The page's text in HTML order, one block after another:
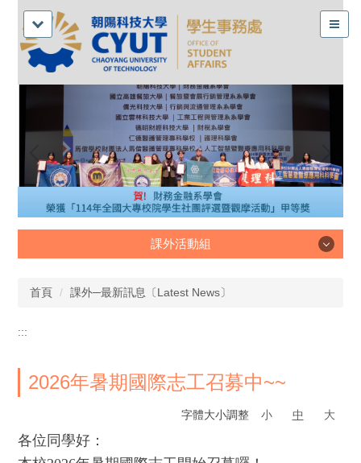
課外活動組
課外活動組
首頁 課外─最新訊息〔Latest News〕
:::
2026年暑期國際志工召募中~~
字體大小調整 小 中 大
各位同學好：